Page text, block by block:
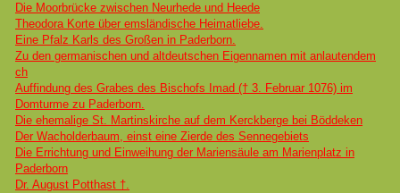
Die Moorbrücke zwischen Neurhede und Heede
Theodora Korte über emsländische Heimatliebe.
Eine Pfalz Karls des Großen in Paderborn.
Zu den germanischen und altdeutschen Eigennamen mit anlautendem
ch
Auffindung des Grabes des Bischofs Imad († 3. Februar 1076) im
Domturme zu Paderborn.
Die ehemalige St. Martinskirche auf dem Kerckberge bei Böddeken
Der Wacholderbaum, einst eine Zierde des Sennegebiets
Die Errichtung und Einweihung der Mariensäule am Marienplatz in
Paderborn
Dr. August Potthast †.